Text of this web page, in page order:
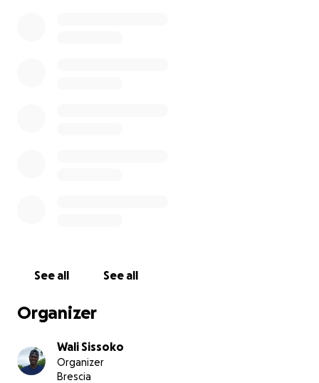
See all See all
Organizer
Wali Sissoko
Organizer
Brescia